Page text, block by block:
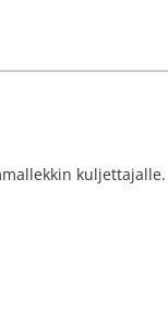
kuljettajalle.